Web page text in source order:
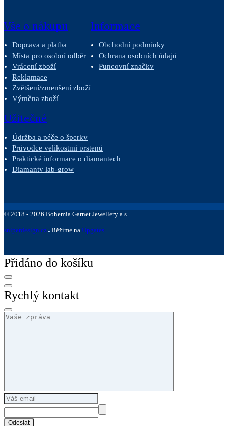
Vše o nákupu
Doprava a platba
Místa pro osobní odběr
Vrácení zboží
Reklamace
Zvětšení/zmenšení zboží
Výměna zboží
Informace
Obchodní podmínky
Ochrana osobních údajů
Puncovní značky
Užitečné
Údržba a péče o šperky
Průvodce velikostmi prstenů
Praktické informace o diamantech
Diamanty lab-grow
© 2018 - 2026 Bohemia Garnet Jewellery a.s.
sniperdesign.cz Běžíme na Upgates
Přidáno do košíku
Rychlý kontakt
Odeslat